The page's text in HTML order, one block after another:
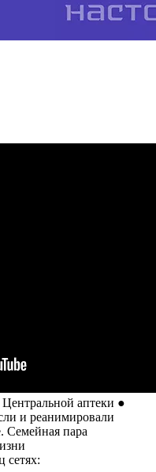
Центральной аптеки ●
и реанимировали
Семейная пара
сетях: